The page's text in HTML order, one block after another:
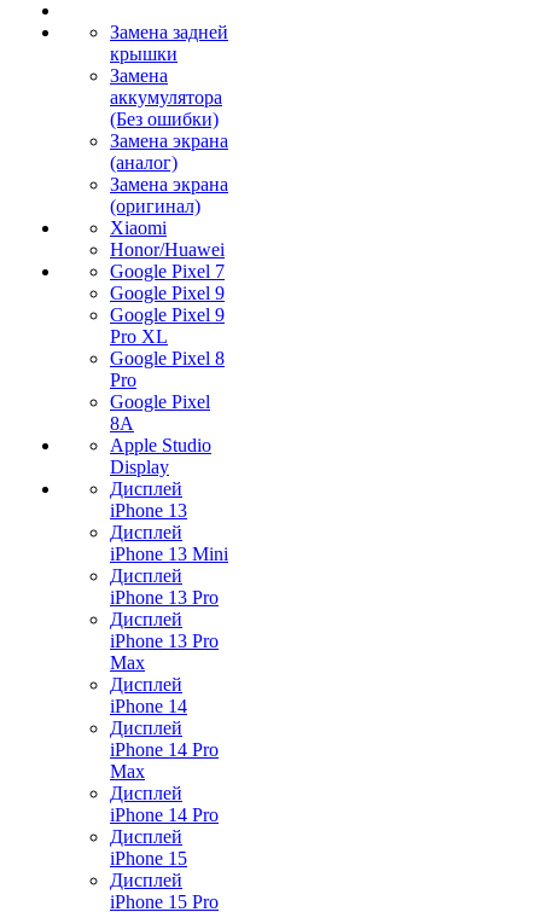
Замена задней
крышки
Замена
аккумулятора
(Без ошибки)
Замена экрана
(аналог)
Замена экрана
(оригинал)
Xiaomi
Honor/Huawei
Google Pixel 7
Google Pixel 9
Google Pixel 9
Pro XL
Google Pixel 8
Pro
Google Pixel
8A
Apple Studio
Display
Дисплей
iPhone 13
Дисплей
iPhone 13 Mini
Дисплей
iPhone 13 Pro
Дисплей
iPhone 13 Pro
Max
Дисплей
iPhone 14
Дисплей
iPhone 14 Pro
Max
Дисплей
iPhone 14 Pro
Дисплей
iPhone 15
Дисплей
iPhone 15 Pro